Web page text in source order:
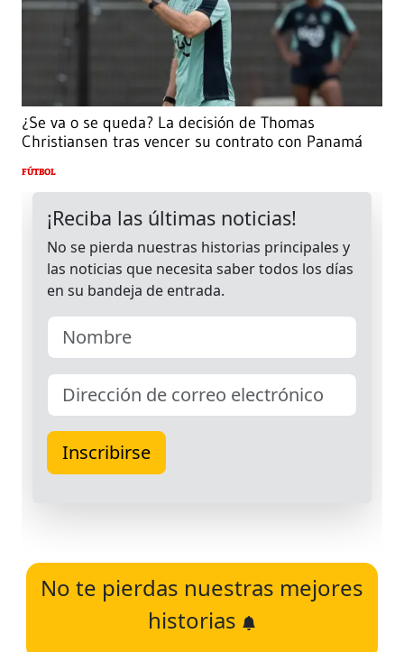
¿Se va o se queda? La decisión de Thomas
Christiansen tras vencer su contrato con Panamá
FÚTBOL
No te pierdas nuestras mejores
historias